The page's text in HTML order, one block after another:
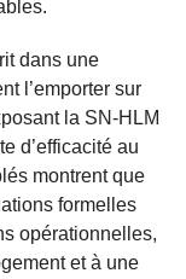
dans une
l’emporter sur
la SN-HLM
d’efficacité au
montrent que
formelles
opérationnelles,
et à une